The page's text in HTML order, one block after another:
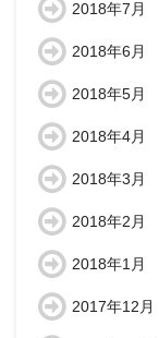
2018年7月
2018年6月
2018年5月
2018年4月
2018年3月
2018年2月
2018年1月
2017年12月